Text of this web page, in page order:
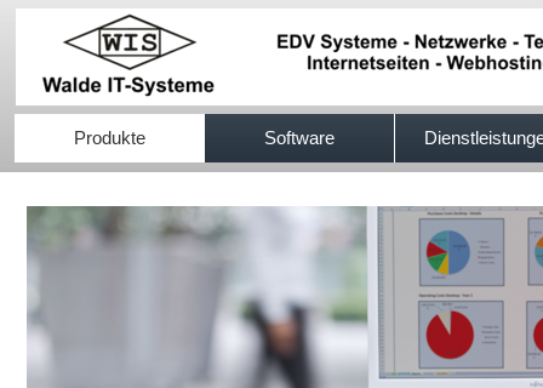
Produkte Software